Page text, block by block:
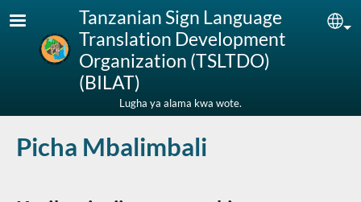
Skip to main contentTanzanian Sign Language
Translation Development
Organization (TSLTDO)
(BILAT)
Lugha ya alama kwa wote.
Picha Mbalimbali